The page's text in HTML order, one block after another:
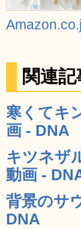
関連記
寒くてキ
画 - DNA
キツネザ
動画 -
背景のサ
DNA